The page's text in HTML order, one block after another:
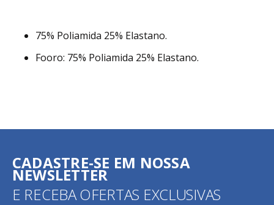
75% Poliamida 25% Elastano.
Fooro: 75% Poliamida 25% Elastano.
CADASTRE-SE EM NOSSA
NEWSLETTER
E RECEBA OFERTAS EXCLUSIVAS